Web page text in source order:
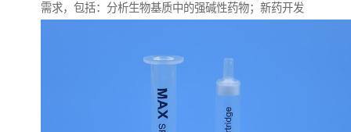
需求，包括：分析生物基质中的强碱性药物；新药开发